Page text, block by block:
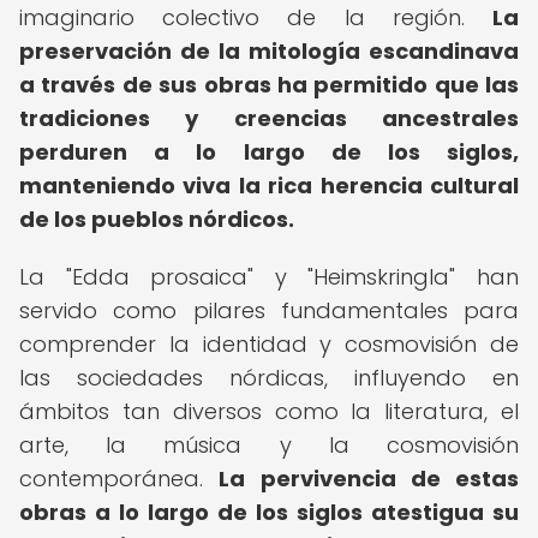
imaginario colectivo de la región. La
preservación de la mitología escandinava
a través de sus obras ha permitido que las
tradiciones y creencias ancestrales
perduren a lo largo de los siglos,
manteniendo viva la rica herencia cultural
de los pueblos nórdicos.
La "Edda prosaica" y "Heimskringla" han
servido como pilares fundamentales para
comprender la identidad y cosmovisión de
las sociedades nórdicas, influyendo en
ámbitos tan diversos como la literatura, el
arte, la música y la cosmovisión
contemporánea. La pervivencia de estas
obras a lo largo de los siglos atestigua su